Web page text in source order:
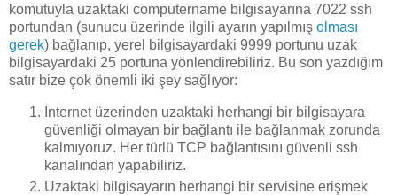
komutuyla uzaktaki computername bilgisayarına 7022 ssh
portundan (sunucu üzerinde ilgili ayarın yapılmış olması
gerek) bağlanıp, yerel bilgisayardaki 9999 portunu uzak
bilgisayardaki 25 portuna yönlendirebiliriz. Bu son yazdığım
satır bize çok önemli iki şey sağlıyor:
İnternet üzerinden uzaktaki herhangi bir bilgisayara
güvenliği olmayan bir bağlantı ile bağlanmak zorunda
kalmıyoruz. Her türlü TCP bağlantısını güvenli ssh
kanalından yapabiliriz.
Uzaktaki bilgisayarın herhangi bir servisine erişmek